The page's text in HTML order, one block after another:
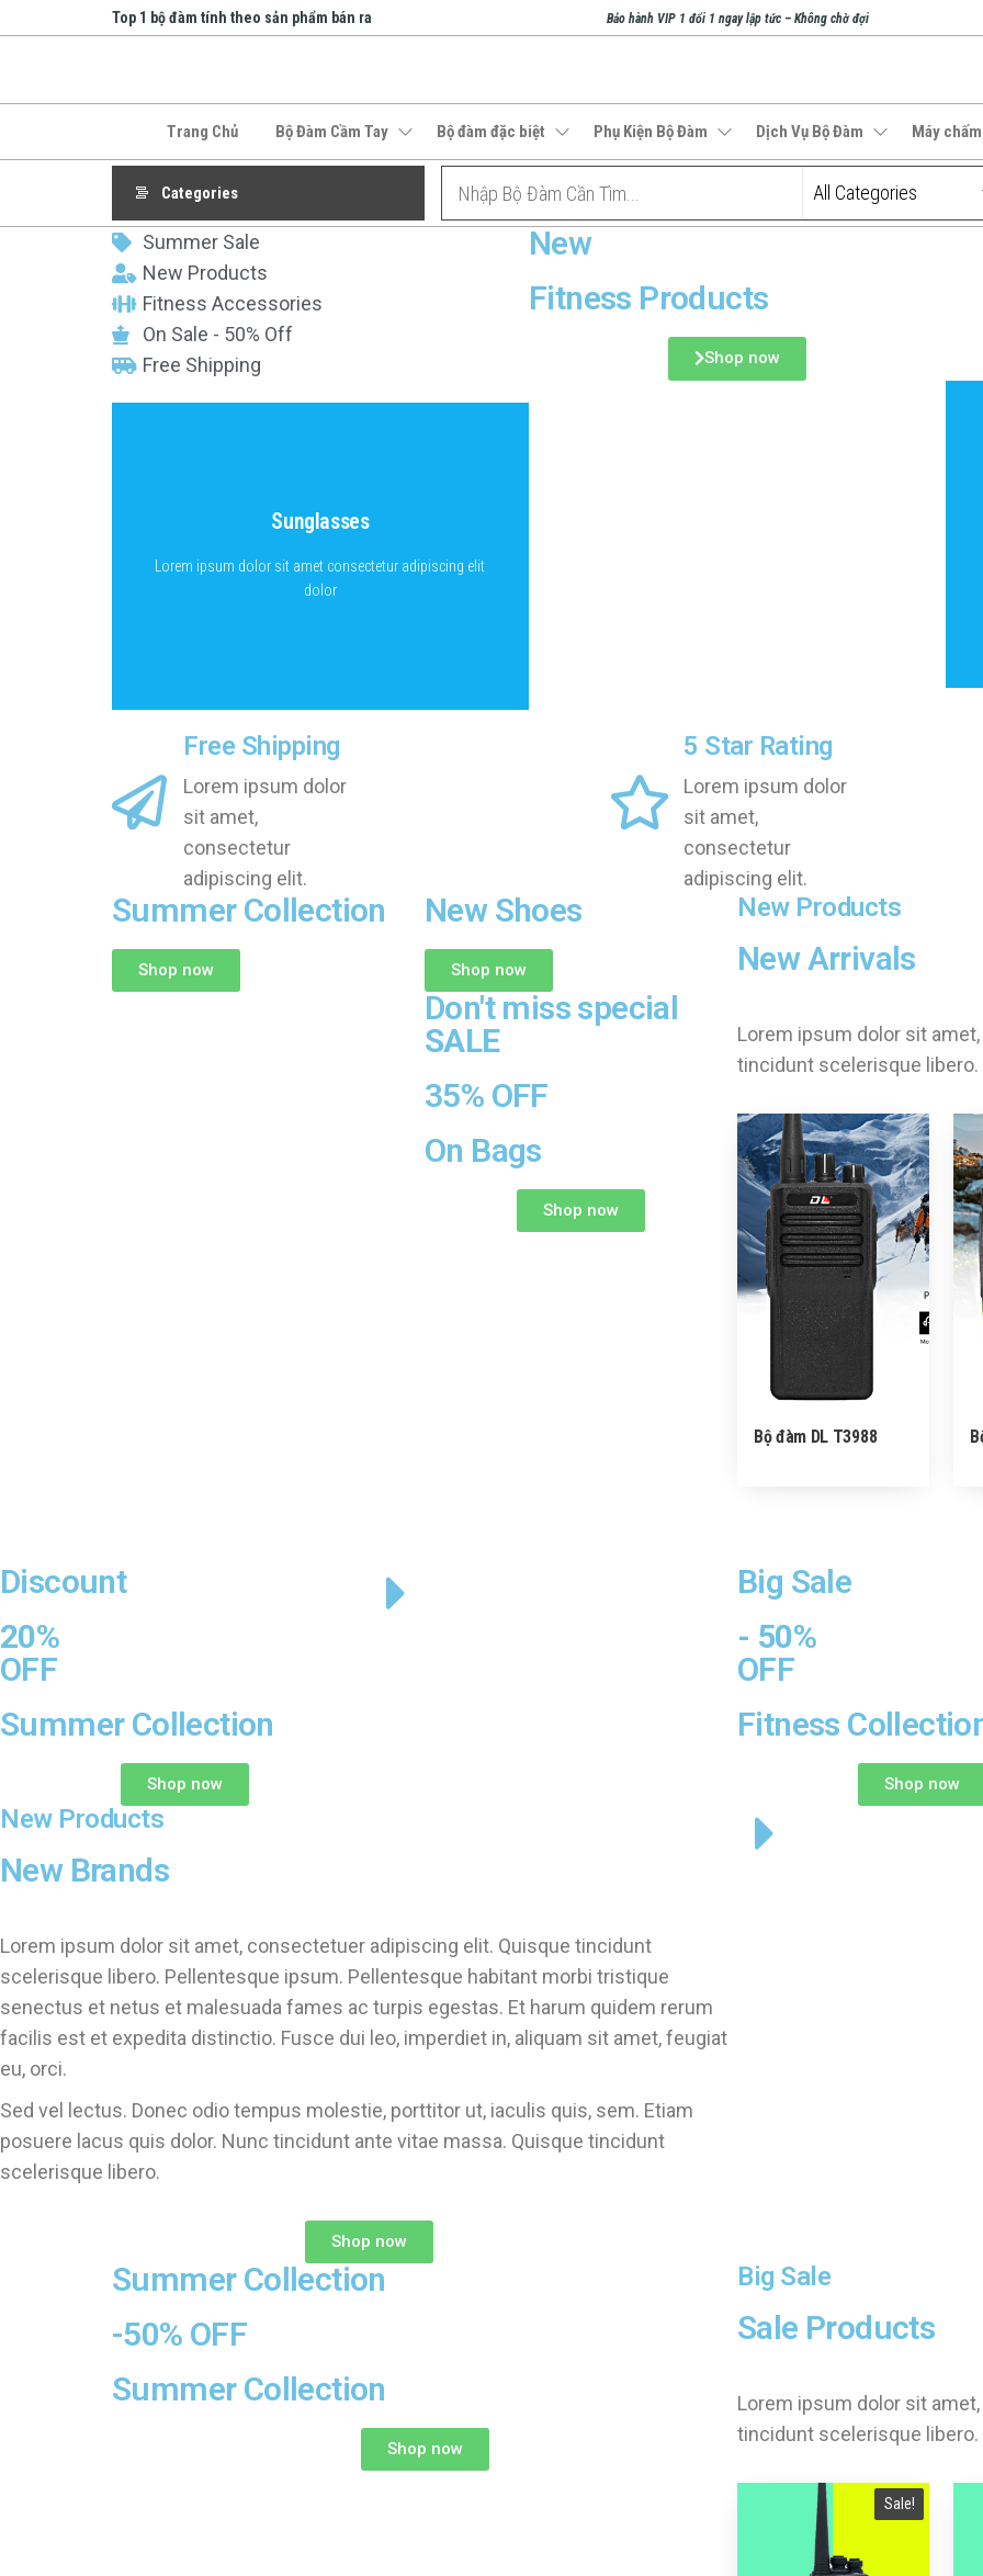
Top 1 bộ đàm tính theo sản phẩm bán ra Bảo hành VIP 1 đổi 1 ngay lập tức – Không chờ đợi
Nha
Trang
| Bộ
Đàm
Cầm
Tay
nghiệp
bộ
đàm
Nha
Trang
Trang Chủ Bộ Đàm Cầm Tay Bộ đàm đặc biệt Phụ Kiện Bộ Đàm Dịch Vụ Bộ Đàm Máy
Categories
Summer Sale
New Products
Fitness Accessories
On Sale - 50% Off
Free Shipping
Sunglasses
Lorem ipsum dolor sit amet consectetur adipiscing elit
dolor
Lorem ipsum dolor sit amet consectetur adipiscing elit
New
Fitness Products
Shop now
Free Shipping
Lorem ipsum dolor
sit amet,
consectetur
adipiscing elit.
5 Star Rating
Lorem ipsum dolor
sit amet,
consectetur
adipiscing elit.
Summer Collection
Shop now
New Shoes
Shop now
Don't miss special
SALE
35% OFF
On Bags
Shop now
New Products
New Arrivals
Lorem ipsum dolor sit
tincidunt scelerisque libero.
Bộ đàm DL T3988
Discount
20%
OFF
Summer Collection
Shop now
Big Sale
- 50%
OFF
Fitness
Shop now
New Products
New Brands
Lorem ipsum dolor sit amet, consectetuer adipiscing elit. Quisque tincidunt
scelerisque libero. Pellentesque ipsum. Pellentesque habitant morbi tristique
senectus et netus et malesuada fames ac turpis egestas. Et harum quidem rerum
facilis est et expedita distinctio. Fusce dui leo, imperdiet in, aliquam sit amet, feugiat
eu, orci.
Sed vel lectus. Donec odio tempus molestie, porttitor ut, iaculis quis, sem. Etiam
posuere lacus quis dolor. Nunc tincidunt ante vitae massa. Quisque tincidunt
scelerisque libero.
Shop now
Summer Collection
-50% OFF
Summer Collection
Shop now
Big Sale
Sale Products
Lorem ipsum dolor sit
tincidunt scelerisque libero.
Sale!